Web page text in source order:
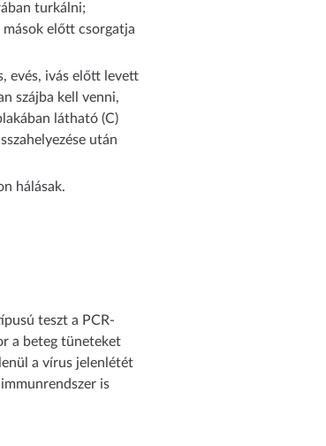
turkálni;
előtt csorgatja
evés, ivás előtt levett
szájba kell venni,
látható (C)
után
hálásak.
teszt a PCR-
a beteg tüneteket
a vírus jelenlétét
is